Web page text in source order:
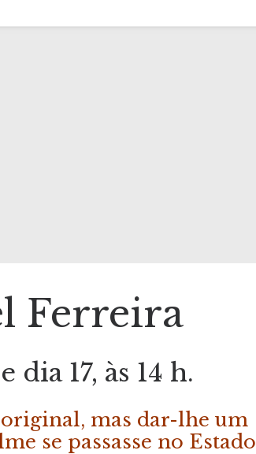
Ferreira
dia 17, às 14 h.
mas dar-lhe um
se passasse no Estado